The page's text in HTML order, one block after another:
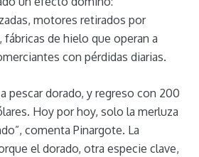
motores retirados por
de hielo que operan a
con pérdidas diarias.
pescar dorado, y regreso con 200
Hoy por hoy, solo la merluza
comenta Pinargote. La
el dorado, otra especie clave,